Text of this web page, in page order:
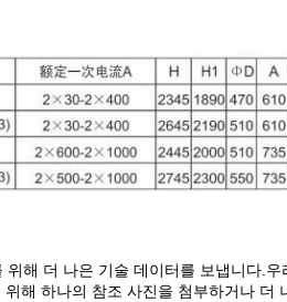
위해 더 나은 기술 데이터를 보냅니다.우
해 하나의 참조 사진을 첨부하거나 더